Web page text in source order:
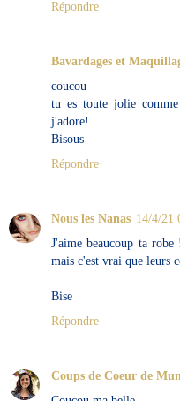
Répondre
Bavardages et
coucou
tu es toute jolie
j'adore!
Bisous
Répondre
Nous les Nanas 14/4/21
J'aime beaucoup ta robe
mais c'est vrai que leurs
Bise
Répondre
Coups de Coeur de